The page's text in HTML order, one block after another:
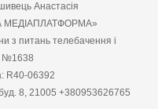
Анастасія
МЕДІАПЛАТФОРМА»
з питань телебачення і
№1638
R40-06392
8, 21005 +380953626765